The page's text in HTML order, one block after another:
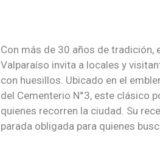
Con más de 30 años de
Valparaíso invita a locales y
con huesillos. Ubicado en el
del Cementerio N°3, este clásico
quienes recorren la ciudad. Su
parada obligada para quienes